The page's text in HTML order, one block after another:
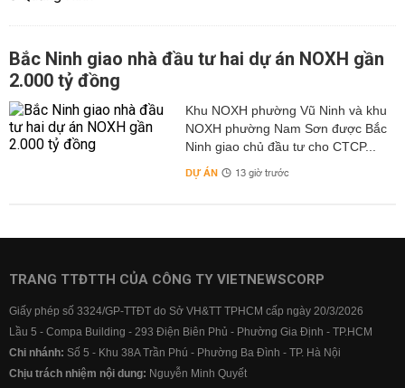
Bắc Ninh giao nhà đầu tư hai dự án NOXH gần
2.000 tỷ đồng
Khu NOXH phường Vũ Ninh và khu
NOXH phường Nam Sơn được Bắc
Ninh giao chủ đầu tư cho CTCP...
DỰ ÁN 13 giờ trước
TRANG TTĐTTH CỦA CÔNG TY VIETNEWSCORP
Giấy phép số 3324/GP-TTĐT do Sở VH&TT TPHCM cấp ngày 20/3/2026
Lầu 5 - Compa Building - 293 Điện Biên Phủ - Phường Gia Định - TP.HCM
Chi nhánh: Số 5 - Khu 38A Trần Phú - Phường Ba Đình - TP. Hà Nội
Chịu trách nhiệm nội dung: Nguyễn Minh Quyết